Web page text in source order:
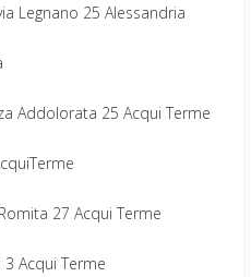
Legnano 25 Alessandria
Addolorata 25 Acqui Terme
27 Acqui Terme
Acqui Terme